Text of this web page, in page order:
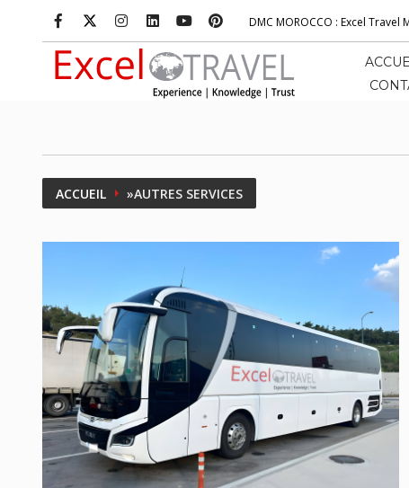
DMC MOROCCO : Excel Travel
ACCUEIL »AUTRES SERVICES